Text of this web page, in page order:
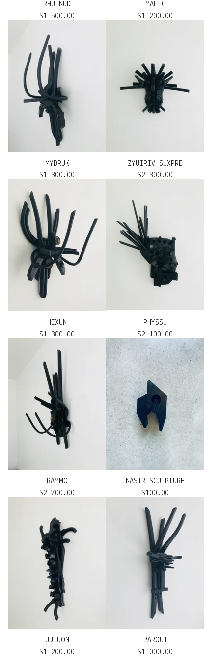
RHUINUD
$1,500.00
MALIC
$1,200.00
MYDRUK
$1,300.00
ZYUIRIV SUXPRE
$2,300.00
HEXUN
$1,300.00
PHYSSU
$2,100.00
RAMMO
$2,700.00
NASIR SCULPTURE
$100.00
UJIUON
$1,200.00
PARQUI
$1,000.00